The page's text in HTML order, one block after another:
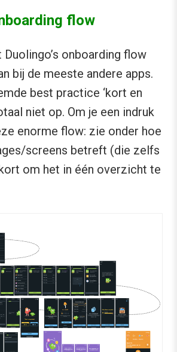
flow
Duolingo’s onboarding flow
bij de meeste andere apps.
best practice ‘kort en
niet op. Om je een indruk
enorme flow: zie onder hoe
screens betreft (die zelfs
om het in één overzicht te